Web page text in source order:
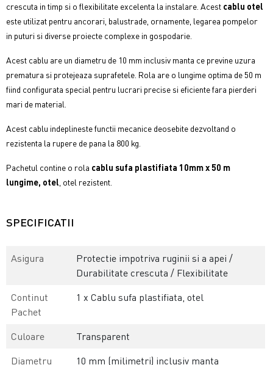
crescuta in timp si o flexibilitate excelenta la instalare. Acest cablu otel
este utilizat pentru ancorari, balustrade, ornamente, legarea pompelor
in puturi si diverse proiecte complexe in gospodarie.
Acest cablu are un diametru de 10 mm inclusiv manta ce previne uzura
prematura si protejeaza suprafetele. Rola are o lungime optima de 50 m
fiind configurata special pentru lucrari precise si eficiente fara pierderi
mari de material.
Acest cablu indeplineste functii mecanice deosebite dezvoltand o
rezistenta la rupere de pana la 800 kg.
Pachetul contine o rola cablu sufa plastifiata 10mm x 50 m
lungime, otel , otel rezistent.
SPECIFICATII
Asigura
Protectie impotriva ruginii si a apei /
Durabilitate crescuta / Flexibilitate
Continut
Pachet
1 x Cablu sufa plastifiata, otel
Culoare
Transparent
Diametru
10 mm (milimetri) inclusiv manta